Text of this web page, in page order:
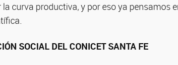
curva productiva, y por eso ya pensamos
SOCIAL DEL CONICET SANTA FE